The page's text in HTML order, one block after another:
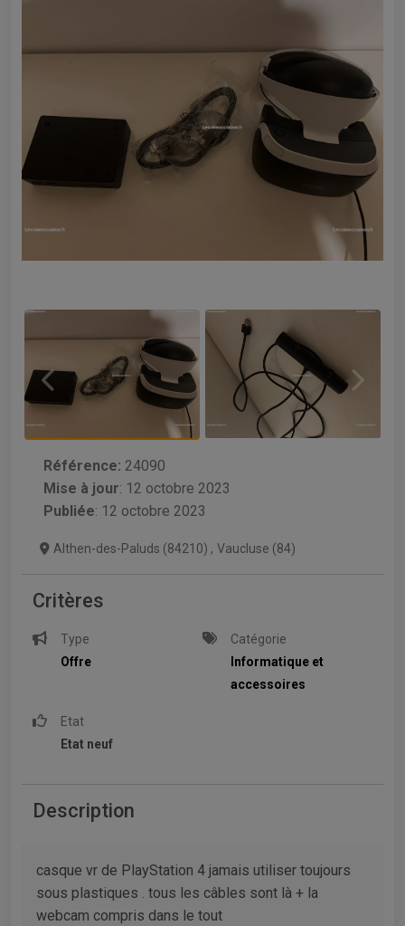
Référence: 24090
Mise à jour: 12 octobre 2023
Publiée: 12 octobre 2023
Althen-des-Paluds (84210) , Vaucluse (84)
Critères
Type
Offre
Catégorie
Informatique et
accessoires
Etat
Etat neuf
Description
casque vr de PlayStation 4 jamais utiliser toujours
sous plastiques . tous les câbles sont là + la
webcam compris dans le tout